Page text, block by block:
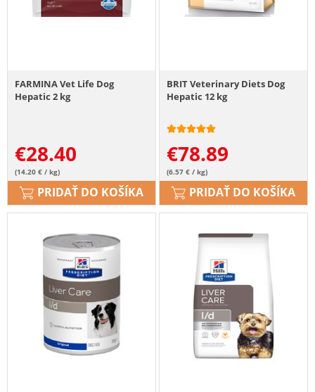
FARMINA Vet Life Dog
Hepatic 2 kg
€28.40
(14.20 € / kg)
PRIDAŤ DO KOŠÍKA
BRIT Veterinary Diets Dog
Hepatic 12 kg
€78.89
(6.57 € / kg)
PRIDAŤ DO KOŠÍKA